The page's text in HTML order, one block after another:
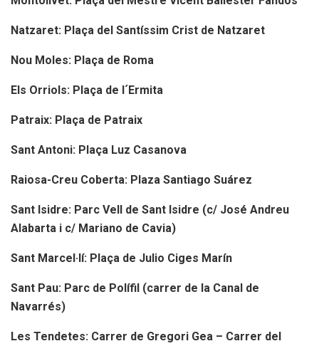
Natzaret: Plaça del Santíssim Crist de Natzaret
Nou Moles: Plaça de Roma
Els Orriols: Plaça de l´Ermita
Patraix: Plaça de Patraix
Sant Antoni: Plaça Luz Casanova
Raiosa-Creu Coberta: Plaza Santiago Suárez
Sant Isidre: Parc Vell de Sant Isidre (c/ José Andreu
Alabarta i c/ Mariano de Cavia)
Sant Marcel·lí: Plaça de Julio Ciges Marín
Sant Pau: Parc de Polífil (carrer de la Canal de
Navarrés)
Les Tendetes: Carrer de Gregori Gea – Carrer del